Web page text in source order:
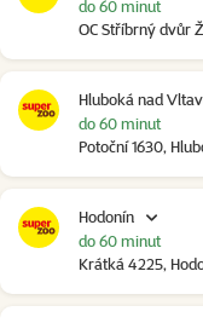
OC Stříbrný dvůr
do 60 minut
Hluboká nad
Potoční 1630,
do 60 minut
Hodonín
Krátká 4225,
do 60 minut